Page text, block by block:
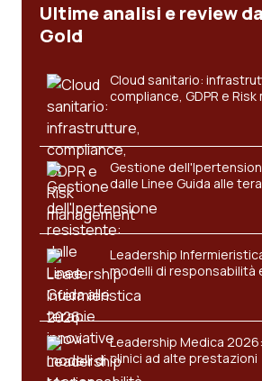
Provincia Autonoma di
Provincia Autonoma di
Puglia
Sardegna
Sicilia
Toscana
Umbria
Valle D’Aosta
Infezioni & Febbre
Ipertensione & Scompenso
Malattie rare
Malattia di Crohn &
Neuroscienze & patologie
Obesità
Oftalmologia
Oncodermatologia
Ultime analisi e review
Gold
Cloud sanitario:
compliance, GDPR e
Gestione
dalle Linee Guida alle
Leadership
modelli di responsabilità
Leadership Medica
clinici ad alte prestazioni